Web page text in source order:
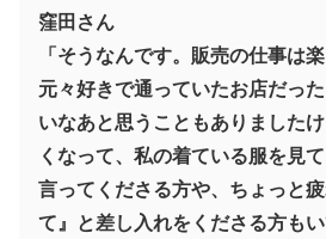
窪田さん
「そうなんです。販売の仕事は
元々好きで通っていたお店だっ
いなあと思うこともありました
くなって、私の着ている服を見
言ってくださる方や、ちょっと
て』と差し入れをくださる方も